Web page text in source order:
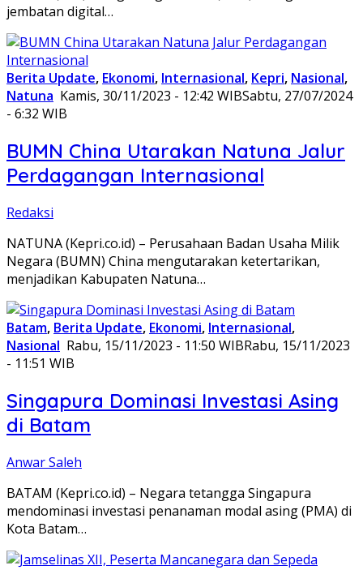
jembatan digital…
Berita Update, Ekonomi, Internasional, Kepri, Nasional,
Natuna Kamis, 30/11/2023 - 12:42 WIBSabtu, 27/07/2024
- 6:32 WIB
BUMN China Utarakan Natuna Jalur
Perdagangan Internasional
Redaksi
NATUNA (Kepri.co.id) – Perusahaan Badan Usaha Milik
Negara (BUMN) China mengutarakan ketertarikan,
menjadikan Kabupaten Natuna…
Batam, Berita Update, Ekonomi, Internasional,
Nasional Rabu, 15/11/2023 - 11:50 WIBRabu, 15/11/2023
- 11:51 WIB
Singapura Dominasi Investasi Asing
di Batam
Anwar Saleh
BATAM (Kepri.co.id) – Negara tetangga Singapura
mendominasi investasi penanaman modal asing (PMA) di
Kota Batam…